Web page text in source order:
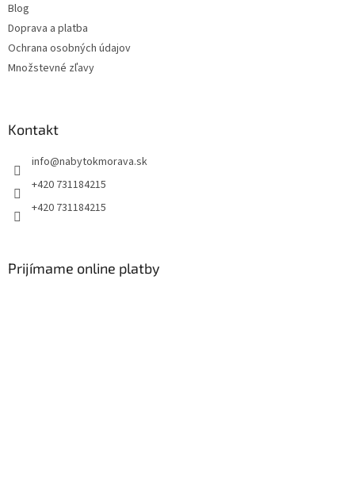
Blog
Doprava a platba
Ochrana osobných údajov
Množstevné zľavy
Kontakt
info@nabytokmorava.sk
+420 731184215
+420 731184215
Prijímame online platby